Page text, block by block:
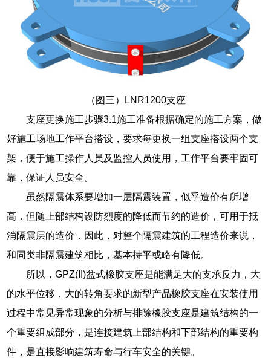
（图三）LNR1200支座
支座更换施工步骤3.1施工准备根据确定的施工方案，做
好施工场地工作平台搭设，要求每更换一组支座搭设两个支
架，便于施工操作人员及监控人员使用，工作平台要牢固可
靠，保证人员安全。
虽然隔震体系要增加一层隔震装置，似乎造价有所增
高．但随上部结构设防烈度的降低而节约的造价，可用于抵
消隔震层的造价．因此，对整个隔震建筑的工程造价来说，
和同类非隔震建筑相比，基本持平或略有降低。
所以，GPZ(II)盆式橡胶支座是能满足大的支承反力，大
的水平位移，大的转角要求的新型产品橡胶支座在安装使用
过程中常见异常现象的分析与排除橡胶支座是建筑结构的一
个重要组成部分，是连接建筑上部结构和下部结构的重要构
件，是直接影响建筑寿命与行车安全的关键。